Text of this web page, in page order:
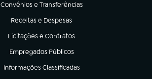
Convênios e Transferências
(abre em nova aba)
Receitas e Despesas
(abre em nova aba)
Licitações e Contratos
(abre em nova aba)
Empregados Públicos
(abre em nova aba)
Informações Classificadas
(abre em nova aba)